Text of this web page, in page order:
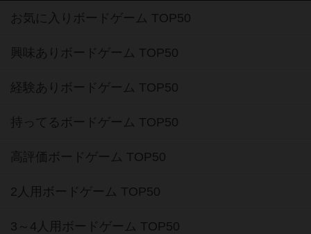
お気に入りボードゲーム TOP50
興味ありボードゲーム TOP50
経験ありボードゲーム TOP50
持ってるボードゲーム TOP50
高評価ボードゲーム TOP50
2人用ボードゲーム TOP50
3～4人用ボードゲーム TOP50